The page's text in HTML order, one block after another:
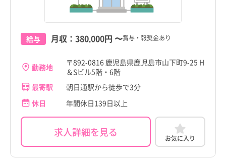
福井県
山梨県
長野県
岐阜県
静岡県
愛知県
三重県
奄美市
三島村
十島村
さつま町
鹿児島市すべて
職種・資格すべて
看護師
助産師
准看護師
病院
クリニック
介護施設
勤務形態 すべて
常勤（夜勤あり）
常勤（夜勤なし）
常勤（夜勤のみ）
4週8休以上
年間休日120日以上
日勤のみ
残業少なめ
給与 月収： 380,000円 〜賞与・報奨金あり
勤務地
〒892-0816 鹿児島県鹿児島市山下町9-25 H
＆Sビル5階・6階
最寄駅
朝日通駅から徒歩で3分
休日
年間休日139日以上
求人詳細を見る お気に入り
福井県
山梨県
長野県
岐阜県
静岡県
愛知県
三重県
奄美市
三島村
十島村
さつま町
鹿児島市すべて
職種・資格すべて
看護師
助産師
准看護師
病院
クリニック
介護施設
勤務形態 すべて
常勤（夜勤あり）
常勤（夜勤なし）
常勤（夜勤のみ）
4週8休以上
年間休日120日以上
日勤のみ
残業少なめ